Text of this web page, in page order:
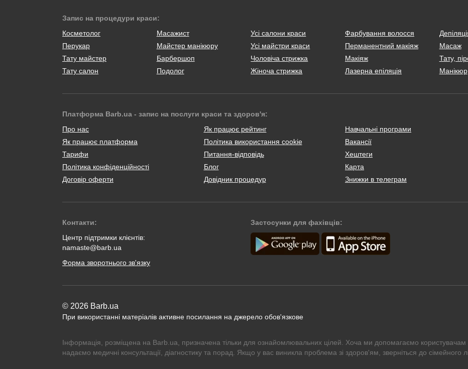
Запис на процедури краси:
Косметолог
Масажист
Перукар
Майстер манікюру
Тату майстер
Барбершоп
Тату салон
Подолог
Усі салони краси
Усі майстри краси
Чоловіча стрижка
Жіноча стрижка
Фарбування волосся
Перманентний макіяж
Макіяж
Лазерна епіляція
Масаж
Тату,
Манікюр
Платформа Barb.ua - запис на послуги краси та здоров'я:
Про нас
Як працює платформа
Тарифи
Політика конфіденційності
Договір оферти
Як працює рейтинг
Політика використання cookie
Питання-відповідь
Блог
Довідник процедур
Навчальні програми
Вакансії
Хештеги
Карта
Знижки в телеграм
Контакти:
Центр підтримки клієнтів:
namaste@barb.ua
Форма зворотнього зв'язку
Застосунки для фахівців:
© 2026 Barb.ua
При використанні матеріалів активне посилання на джерело обов'язкове
Інформація, розміщена на Barb.ua, призначена тільки для ознайомлювальних цілей. Хоча ми допомагаємо користувачам
надаємо медичні консультації, діагностику та порад. Якщо у вас виникла проблема зі здоров'ям, зверніться до сімейного